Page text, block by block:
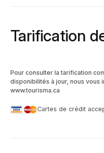
Tarification
Pour consulter la tarification
disponibilités à jour, nous vous
www.tourisma.ca
Cartes de crédit